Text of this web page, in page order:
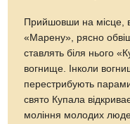
Прийшовши на місце,
«Марену», рясно
ставлять біля нього
вогнище. Інколи
перестрибують
свято Купала
моління молодих